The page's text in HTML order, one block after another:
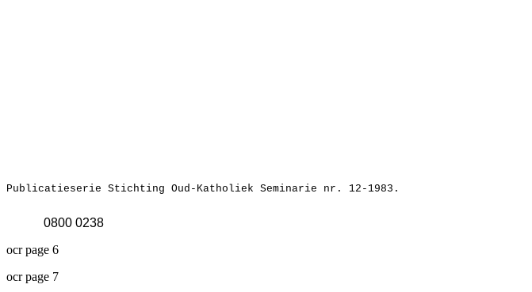
Publicatieserie Stichting Oud-Katholiek Seminarie nr. 12-1983.
0800 0238
ocr page 6
ocr page 7